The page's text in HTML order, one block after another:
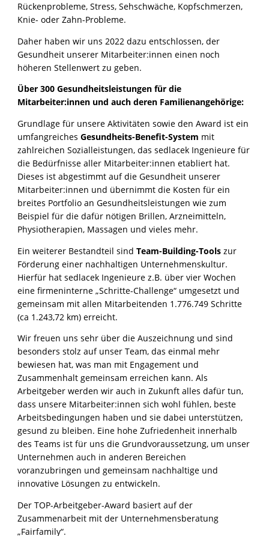
Rückenprobleme, Stress, Sehschwäche, Kopfschmerzen,
Knie- oder Zahn-Probleme.
Daher haben wir uns 2022 dazu entschlossen, der
Gesundheit unserer Mitarbeiter:innen einen noch
höheren Stellenwert zu geben.
Über 300 Gesundheitsleistungen für die
Mitarbeiter:innen und auch deren Familienangehörige:
Grundlage für unsere Aktivitäten sowie den Award ist ein
umfangreichesGesundheits-Benefit-System mit
zahlreichen Sozialleistungen, das sedlacek Ingenieure für
die Bedürfnisse aller Mitarbeiter:innen etabliert hat.
Dieses ist abgestimmt auf die Gesundheit unserer
Mitarbeiter:innen und übernimmt die Kosten für ein
breites Portfolio an Gesundheitsleistungen wie zum
Beispiel für die dafür nötigen Brillen, Arzneimitteln,
Physiotherapien, Massagen und vieles mehr.
Ein weiterer Bestandteil sindTeam-Building-Tools zur
Förderung einer nachhaltigen Unternehmenskultur.
Hierfür hat sedlacek Ingenieure z.B. über vier Wochen
eine firmeninterne „Schritte-Challenge“ umgesetzt und
gemeinsam mit allen Mitarbeitenden 1.776.749 Schritte
(ca 1.243,72 km) erreicht.
Wir freuen uns sehr über die Auszeichnung und sind
besonders stolz auf unser Team, das einmal mehr
bewiesen hat, was man mit Engagement und
Zusammenhalt gemeinsam erreichen kann. Als
Arbeitgeber werden wir auch in Zukunft alles dafür tun,
dass unsere Mitarbeiter:innen sich wohl fühlen, beste
Arbeitsbedingungen haben und sie dabei unterstützen,
gesund zu bleiben. Eine hohe Zufriedenheit innerhalb
des Teams ist für uns die Grundvoraussetzung, um unser
Unternehmen auch in anderen Bereichen
voranzubringen und gemeinsam nachhaltige und
innovative Lösungen zu entwickeln.
Der TOP-Arbeitgeber-Award basiert auf der
Zusammenarbeit mit der Unternehmensberatung
„Fairfamily“.